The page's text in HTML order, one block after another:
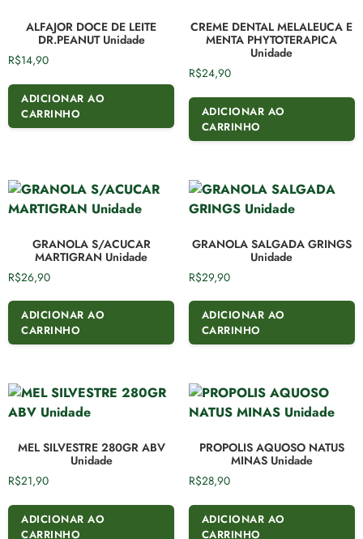
ALFAJOR DOCE DE LEITE
DR.PEANUT Unidade
R$14,90
ADICIONAR AO
CARRINHO
CREME DENTAL MELALEUCA E
MENTA PHYTOTERAPICA
Unidade
R$24,90
ADICIONAR AO
CARRINHO
GRANOLA S/ACUCAR
MARTIGRAN Unidade
R$26,90
ADICIONAR AO
CARRINHO
GRANOLA SALGADA GRINGS
Unidade
R$29,90
ADICIONAR AO
CARRINHO
MEL SILVESTRE 280GR ABV
Unidade
R$21,90
ADICIONAR AO
CARRINHO
PROPOLIS AQUOSO NATUS
MINAS Unidade
R$28,90
ADICIONAR AO
CARRINHO